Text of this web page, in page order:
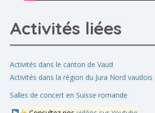
Activités liées
Activités dans le canton de Vaud
Activités dans la région du Jura Nord vaudois
Salles de concert en Suisse romande